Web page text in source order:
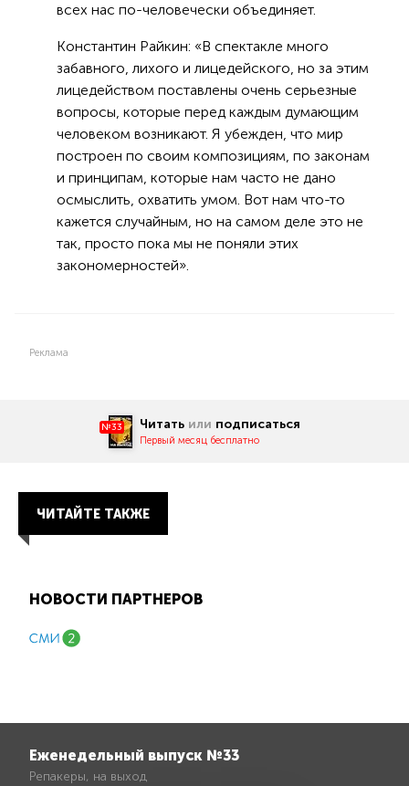
всех нас по-человечески объединяет.
Константин Райкин: «В спектакле много
забавного, лихого и лицедейского, но за этим
лицедейством поставлены очень серьезные
вопросы, которые перед каждым думающим
человеком возникают. Я убежден, что мир
построен по своим композициям, по законам
и принципам, которые нам часто не дано
осмыслить, охватить умом. Вот нам что-то
кажется случайным, но на самом деле это не
так, просто пока мы не поняли этих
закономерностей».
Реклама
№33 Читать или подписаться
Первый месяц бесплатно
ЧИТАЙТЕ ТАКЖЕ
НОВОСТИ ПАРТНЕРОВ
Еженедельный выпуск №33
Репакеры, на выход